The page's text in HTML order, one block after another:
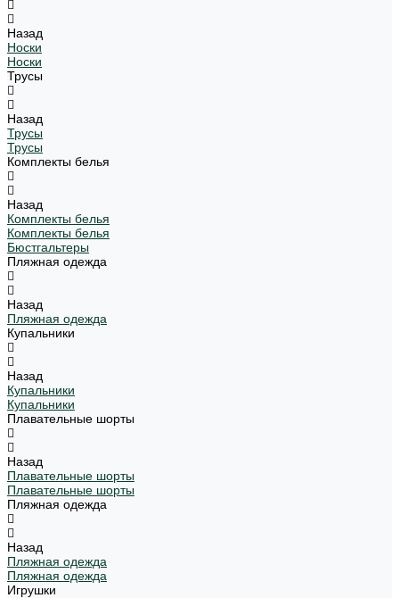
Назад
Носки
Носки
Трусы
Назад
Трусы
Трусы
Комплекты белья
Назад
Комплекты белья
Комплекты белья
Бюстгальтеры
Пляжная одежда
Назад
Пляжная одежда
Купальники
Назад
Купальники
Купальники
Плавательные шорты
Назад
Плавательные шорты
Плавательные шорты
Пляжная одежда
Назад
Пляжная одежда
Пляжная одежда
Игрушки